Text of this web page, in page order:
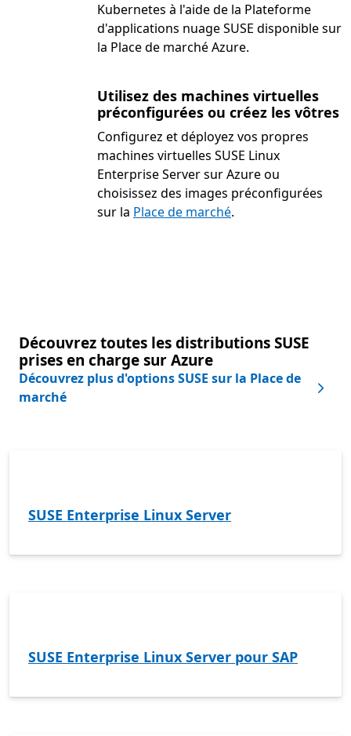
Kubernetes à l'aide de la Plateforme
d'applications nuage SUSE disponible sur
la Place de marché Azure.
Utilisez des machines virtuelles
préconfigurées ou créez les vôtres
Configurez et déployez vos propres
machines virtuelles SUSE Linux
Enterprise Server sur Azure ou
choisissez des images préconfigurées
sur la Place de marché.
Découvrez toutes les distributions SUSE
prises en charge sur Azure
Découvrez plus d'options SUSE sur la Place de
marché
SUSE Enterprise Linux Server
SUSE Enterprise Linux Server pour SAP